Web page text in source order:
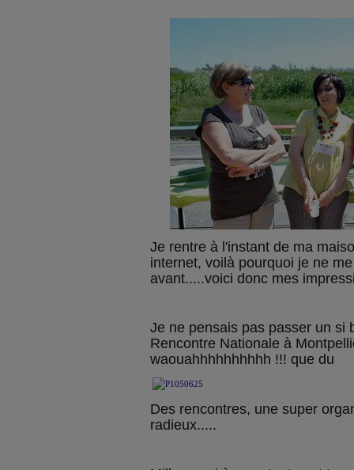
Je rentre à l'instant de ma
internet, voilà pourquoi je ne
avant.....voici donc mes
Je ne pensais pas passer un si
Rencontre Nationale à
waouahhhhhhhhhh !!! que du
Des rencontres, une super
radieux.....